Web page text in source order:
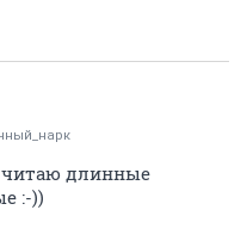
читаю длинные
:-))